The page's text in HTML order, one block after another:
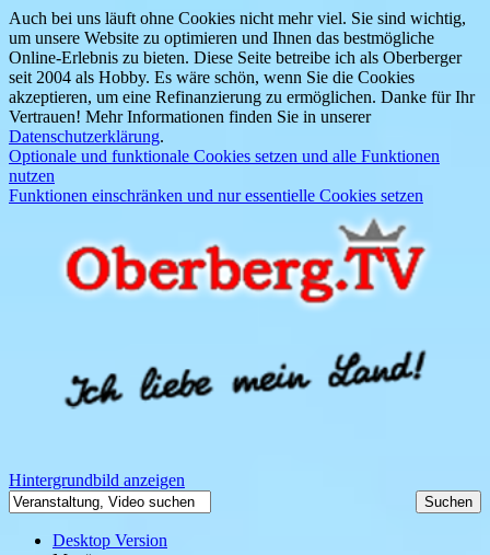
Auch bei uns läuft ohne Cookies nicht mehr viel. Sie sind wichtig,
um unsere Website zu optimieren und Ihnen das bestmögliche
Online-Erlebnis zu bieten. Diese Seite betreibe ich als Oberberger
seit 2004 als Hobby. Es wäre schön, wenn Sie die Cookies
akzeptieren, um eine Refinanzierung zu ermöglichen. Danke für Ihr
Vertrauen! Mehr Informationen finden Sie in unserer
Datenschutzerklärung.
Optionale und funktionale Cookies setzen und alle Funktionen
nutzen
Funktionen einschränken und nur essentielle Cookies setzen
Hintergrundbild anzeigen
Desktop Version